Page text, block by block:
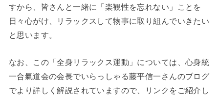
すから、皆さんと一緒に「楽観性を忘れない」ことを
日々心がけ、リラックスして物事に取り組んでいきたい
と思います。
なお、この「全身リラックス運動」については、心身統
一合氣道会の会長でいらっしゃる藤平信一さんのブログ
でより詳しく解説されていますので、リンクをご紹介し